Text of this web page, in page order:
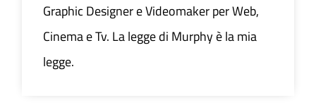
Graphic Designer e Videomaker per Web,
Cinema e Tv. La legge di Murphy è la mia
legge.